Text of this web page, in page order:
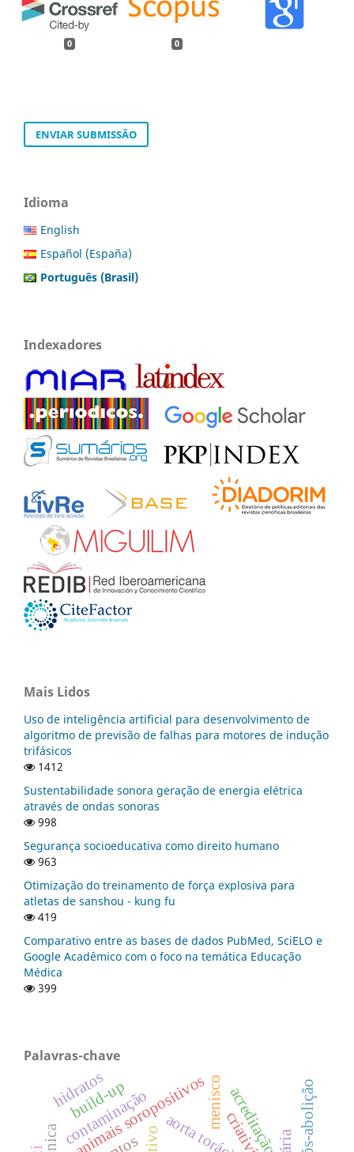
0 0
ENVIAR SUBMISSÃO
Idioma
English
Español (España)
Português (Brasil)
Indexadores
Mais Lidos
Uso de inteligência artificial para desenvolvimento de
algoritmo de previsão de falhas para motores de indução
trifásicos
1412
Sustentabilidade sonora geração de energia elétrica
através de ondas sonoras
998
Segurança socioeducativa como direito humano
963
Otimização do treinamento de força explosiva para
atletas de sanshou - kung fu
419
Comparativo entre as bases de dados PubMed, SciELO e
Google Acadêmico com o foco na temática Educação
Médica
399
Palavras-chave
animais soropositivosmeniscoacreditação pós-abolição
contaminação
build-up
hidratos